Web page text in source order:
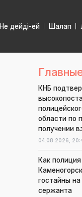
Не дейді-ей Шалап
КНБ
области по
получении
04.08.2026,
Как
гостайны
сержанта